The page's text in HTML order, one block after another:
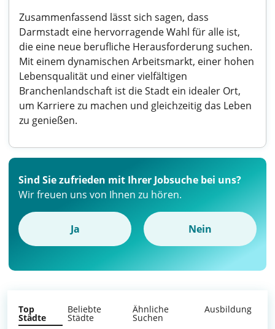
Zusammenfassend lässt sich sagen, dass
Darmstadt eine hervorragende Wahl für alle ist,
die eine neue berufliche Herausforderung suchen.
Mit einem dynamischen Arbeitsmarkt, einer hohen
Lebensqualität und einer vielfältigen
Branchenlandschaft ist die Stadt ein idealer Ort,
um Karriere zu machen und gleichzeitig das Leben
zu genießen.
Sind Sie zufrieden mit Ihrer Jobsuche bei uns?
Wir freuen uns von Ihnen zu hören.
Ja Nein
Top
Städte
Beliebte
Städte
Ähnliche
Suchen
Ausbildung